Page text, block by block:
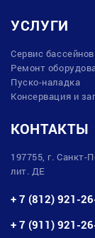
УСЛУГИ
Сервис бассейнов
Ремонт
Пуско-наладка
Консервация и
КОНТАКТЫ
197755, г. Санкт-
лит. ДЕ
+ 7 (812) 921-
+ 7 (911) 921-